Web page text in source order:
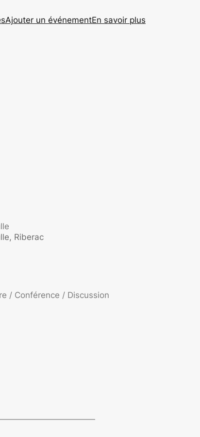
Ajouter un événementEn savoir plus
Riberac
/ Conférence / Discussion